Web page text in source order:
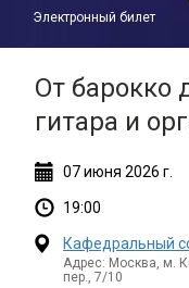
От барокко
гитара и
Электронный билет
07июня 2026 г.
19:00
Кафедральный
Адрес: Москва, м.
пер., 7/10